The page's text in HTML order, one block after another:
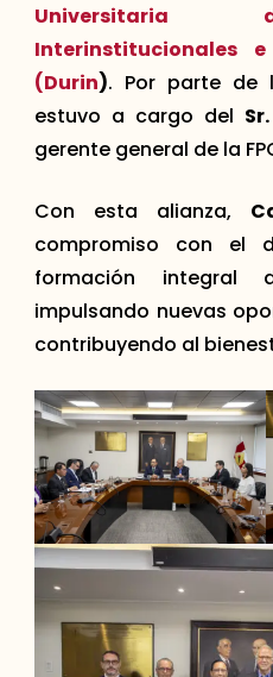
Universitaria
Interinstitucionales
(Durin). Por parte de
estuvo a cargo del
gerente general de la
Con esta alianza,
compromiso con el
formación integral
impulsando nuevas
contribuyendo al